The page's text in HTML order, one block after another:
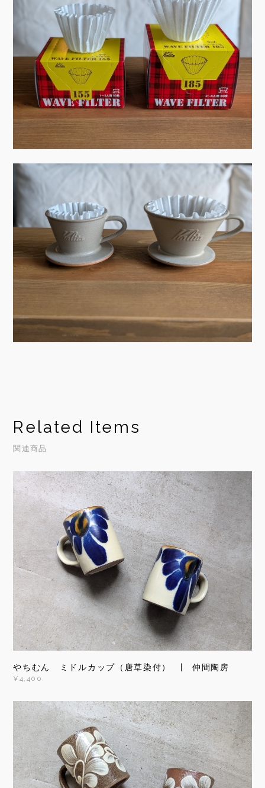
Related Items
関連商品
やちむん ミドルカップ（唐草染付） | 仲間陶房
¥4,400